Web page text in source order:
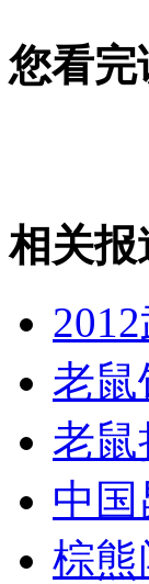
女孩北京地
无痛分娩是
外交部：反
您看完
相关报
老
老
中
棕熊